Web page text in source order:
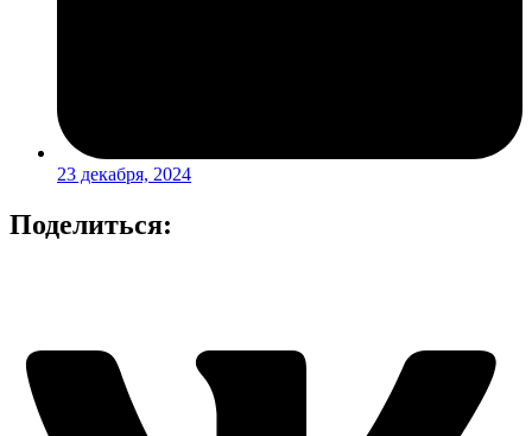
23 декабря, 2024
Поделиться: